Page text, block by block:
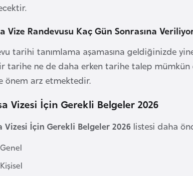
Vize Randevusu Kaç Gün Sonrasına
tarihi tanımlama aşamasına geldiğinizde
tarihe ne de daha erken tarihe talep mümkün
önem arz etmektedir.
Vizesi İçin Gerekli Belgeler 2026
Vizesi İçin Gerekli Belgeler 2026 listesi daha
Genel
Kişisel